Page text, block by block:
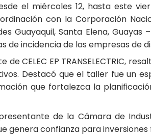
el miércoles 12, hasta este
con la Corporación
Guayaquil, Santa Elena,
de incidencia de las empresas de
de CELEC EP TRANSELECTRIC,
Destacó que el taller fue un
que fortalezca la
de la Cámara de
genera confianza para inversiones